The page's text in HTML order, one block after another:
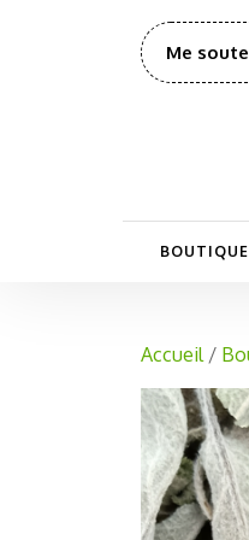
Me
BOUTIQUE
Accueil/